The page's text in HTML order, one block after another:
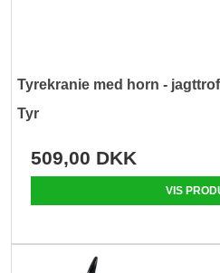
Tyrekranie med horn -
Tyr
509,00 DKK
VIS